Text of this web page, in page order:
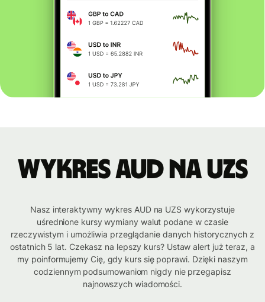
Wykres AUD na UZS
Nasz interaktywny wykres AUD na UZS wykorzystuje
uśrednione kursy wymiany walut podane w czasie
rzeczywistym i umożliwia przeglądanie danych historycznych z
ostatnich 5 lat. Czekasz na lepszy kurs? Ustaw alert już teraz, a
my poinformujemy Cię, gdy kurs się poprawi. Dzięki naszym
codziennym podsumowaniom nigdy nie przegapisz
najnowszych wiadomości.